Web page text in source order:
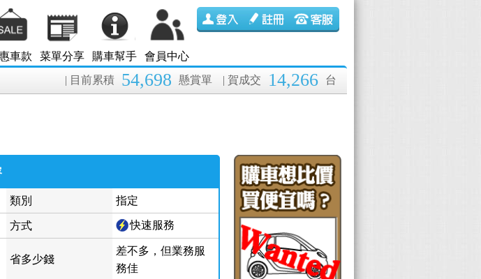
車款 菜單分享 購車幫手 會員中心
| 賀成交 14,266 台
| 目前累積 54,698 懸賞單
類別 指定
方式 快速服務
省多少錢
差不多，但業務服
務佳